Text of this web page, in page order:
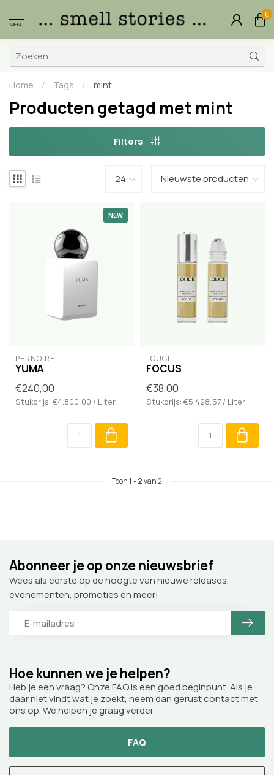
MENU
0
Home / Tags / mint
Producten getagd met mint
Filters
NEW
PERNOIRE
YUMA
€240,00
Stukprijs: €4.800,00 / Liter
LOUCIL
FOCUS
€38,00
Stukprijs: €5.428,57 / Liter
Toon1-2van 2
Hoe kunnen we je helpen?
Heb je een vraag? Onze FAQ is een goed beginpunt. Als je
daar niet vindt wat je zoekt, neem dan gerust contact met
ons op. We helpen je graag verder.
FAQ
Abonneer je op onze nieuwsbrief
Wees als eerste op de hoogte van nieuwe releases,
evenementen, promoties en meer!